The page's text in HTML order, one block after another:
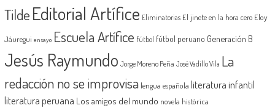
Tilde Editorial Artífice Eliminatorias El jinete en la hora cero Eloy
Jáuregui ensayo Escuela Artífice fútbol fútbol peruano Generación B
Jesús Raymundo Jorge Moreno Peña José Vadillo Vila La
redacción no se improvisa lengua española literatura infantil
literatura peruana Los amigos del mundo novela histórica